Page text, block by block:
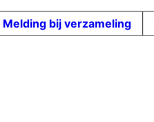
Melding bij verzameling